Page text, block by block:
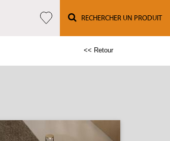
RECHERCHER UN PRODUIT
<< Retour